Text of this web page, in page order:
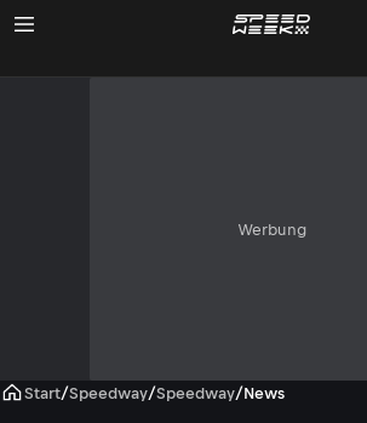
Werbung
Start/Speedway/Speedway/News